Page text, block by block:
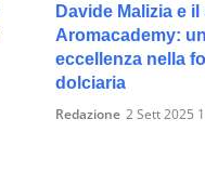
Davide Malizia e
Aromacademy:
eccellenza nella
dolciaria
Redazione 2 Sett 2025